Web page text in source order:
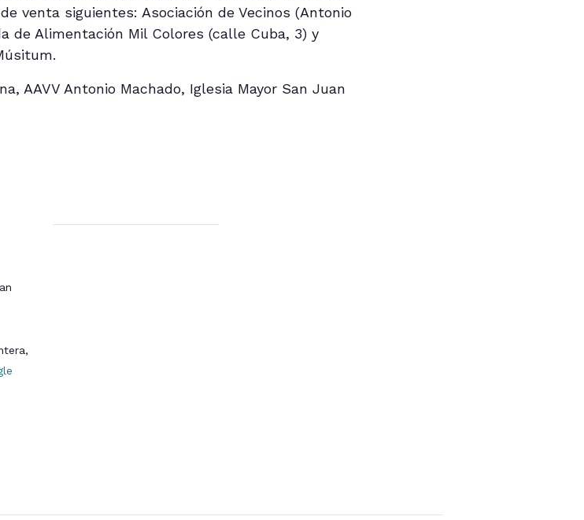
venta siguientes: Asociación de Vecinos (Antonio
de Alimentación Mil Colores (calle Cuba, 3) y
AAVV Antonio Machado, Iglesia Mayor San Juan
,